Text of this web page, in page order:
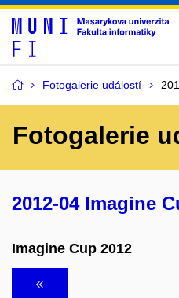
Fotogalerie událostí
Fotogalerie
2012-04 Imagine
Imagine Cup 2012